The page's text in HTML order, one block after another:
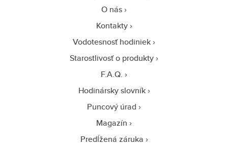
O nás
Kontakty
Vodotesnosť hodiniek
Starostlivosť o produkty
F.A.Q.
Hodinársky slovník
Puncový úrad
Magazín
Predĺžená záruka